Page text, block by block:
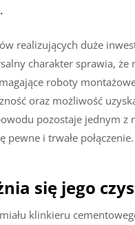
realizujących duże
charakter sprawia, że
roboty
oraz możliwość
pozostaje jednym z
i trwałe połączenie.
się jego
klinkieru